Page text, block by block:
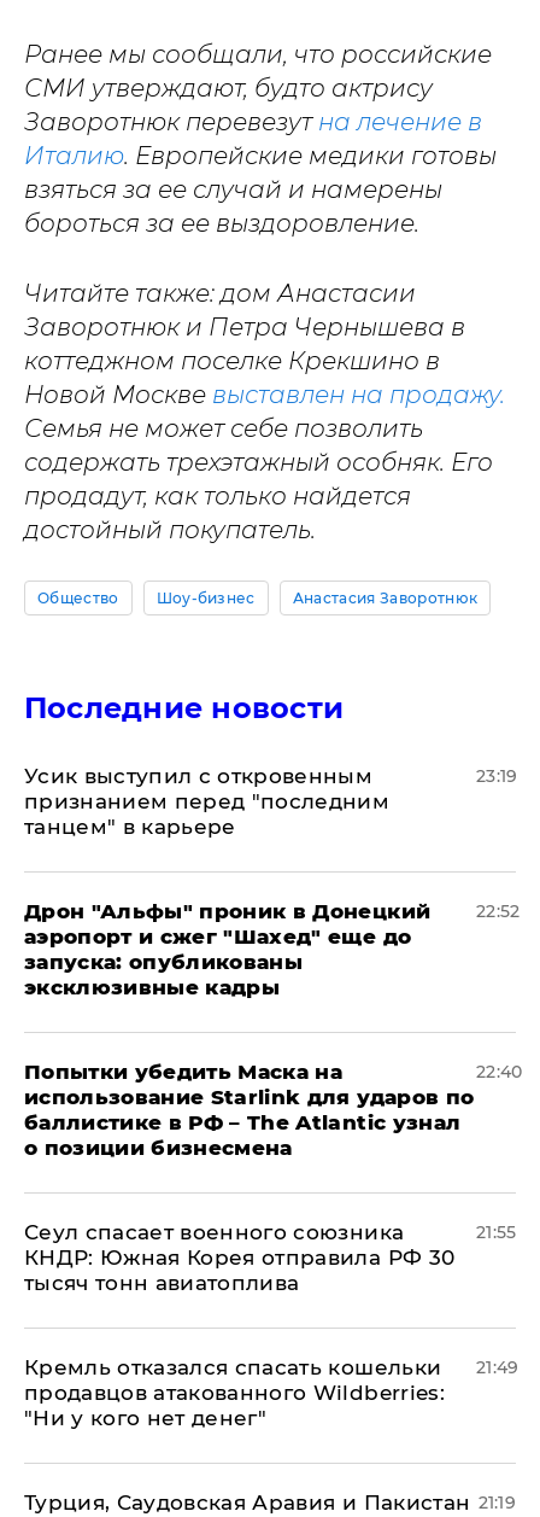
Ранее мы сообщали, что российские
СМИ утверждают, будто актрису
Заворотнюк перевезут на лечение в
Италию. Европейские медики готовы
взяться за ее случай и намерены
бороться за ее выздоровление.
Читайте также: дом Анастасии
Заворотнюк и Петра Чернышева в
коттеджном поселке Крекшино в
Новой Москве выставлен на продажу.
Семья не может себе позволить
содержать трехэтажный особняк. Его
продадут, как только найдется
достойный покупатель.
Общество Шоу-бизнес Анастасия Заворотнюк
Последние новости
Усик выступил с откровенным
признанием перед "последним
танцем" в карьере
23:19
Дрон "Альфы" проник в Донецкий
аэропорт и сжег "Шахед" еще до
запуска: опубликованы
эксклюзивные кадры
22:52
Попытки убедить Маска на
использование Starlink для ударов по
баллистике в РФ – The Atlantic узнал
о позиции бизнесмена
22:40
​Сеул спасает военного союзника
КНДР: Южная Корея отправила РФ 30
тысяч тонн авиатоплива
21:55
Кремль отказался спасать кошельки
продавцов атакованного Wildberries:
"Ни у кого нет денег"
21:49
Турция, Саудовская Аравия и Пакистан 21:19